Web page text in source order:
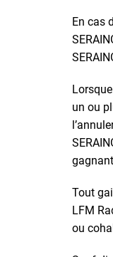
En cas
un ou
Tout
LFM
ou